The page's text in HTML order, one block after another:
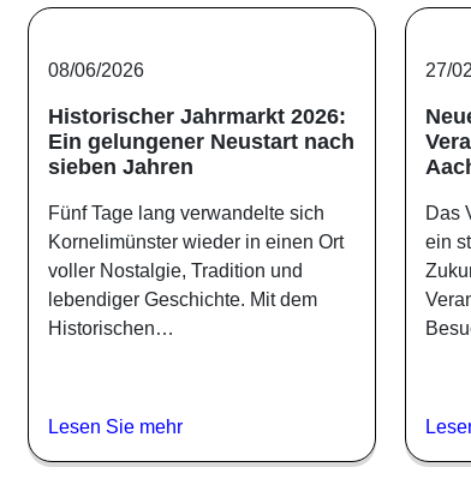
08/06/2026
Historischer Jahrmarkt 2026:
Ein gelungener Neustart nach
sieben Jahren
Fünf Tage lang verwandelte sich
Kornelimünster wieder in einen Ort
voller Nostalgie, Tradition und
lebendiger Geschichte. Mit dem
Historischen…
Lesen Sie mehr
27/
Das
ein